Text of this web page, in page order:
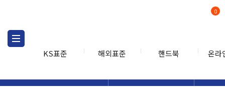
KS표준 해외표준 핸드북 온라
0